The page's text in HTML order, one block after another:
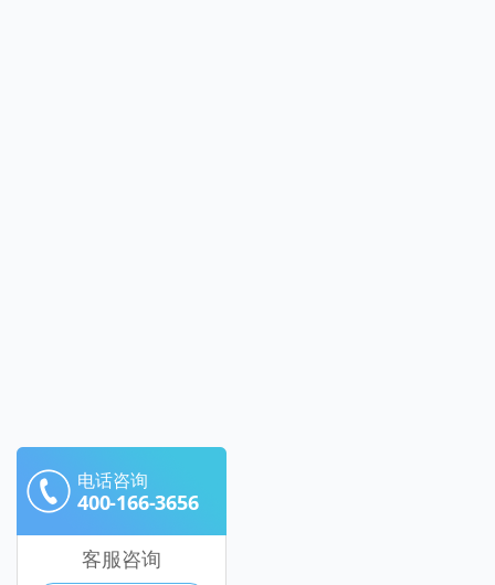
电话咨询
400-166-3656
客服咨询